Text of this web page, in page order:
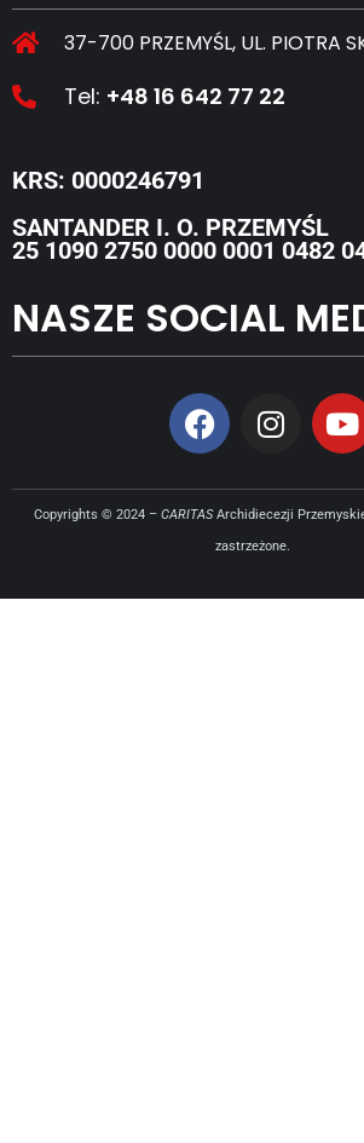
37-700 PRZEMYŚL, UL. PIOTRA
Tel: +48 16 642 77 22
KRS: 0000246791
SANTANDER I. O. PRZEMYŚL
25 1090 2750 0000 0001 0482
NASZE SOCIAL
Copyrights © 2024 – CARITASArchidiecezji
zastrzeżone.